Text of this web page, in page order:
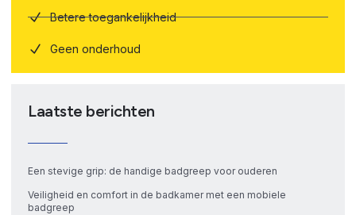
Betere toegankelijkheid
Geen onderhoud
Laatste berichten
Een stevige grip: de handige badgreep voor ouderen
Veiligheid en comfort in de badkamer met een mobiele
badgreep